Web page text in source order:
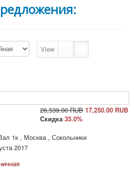
View
26,539.00 RUB 17,250.00 RUB
Скидка 35.0%
1к , Москва , Сокольники
2017